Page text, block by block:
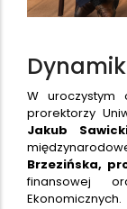
W uroczystym
prorektorzy
Jakub
Brzezińska,
finansowej
Ekonomicznych.